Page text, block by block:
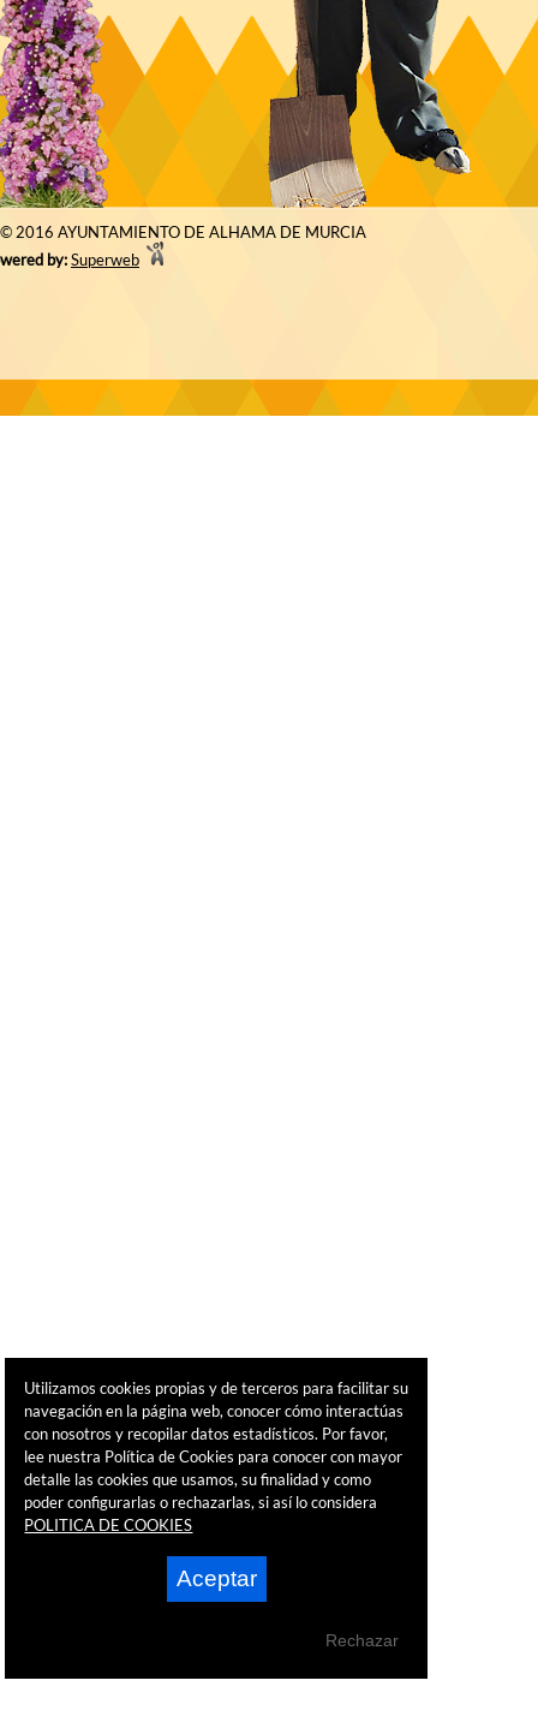
© 2016 AYUNTAMIENTO DE ALHAMA DE MURCIA
by:Superweb
Utilizamos cookies propias y de terceros para facilitar su
navegación en la página web, conocer cómo interactúas
con nosotros y recopilar datos estadísticos. Por favor,
lee nuestra Política de Cookies para conocer con mayor
detalle las cookies que usamos, su finalidad y como
poder configurarlas o rechazarlas, si así lo considera
POLITICA DE COOKIES
Aceptar
Rechazar